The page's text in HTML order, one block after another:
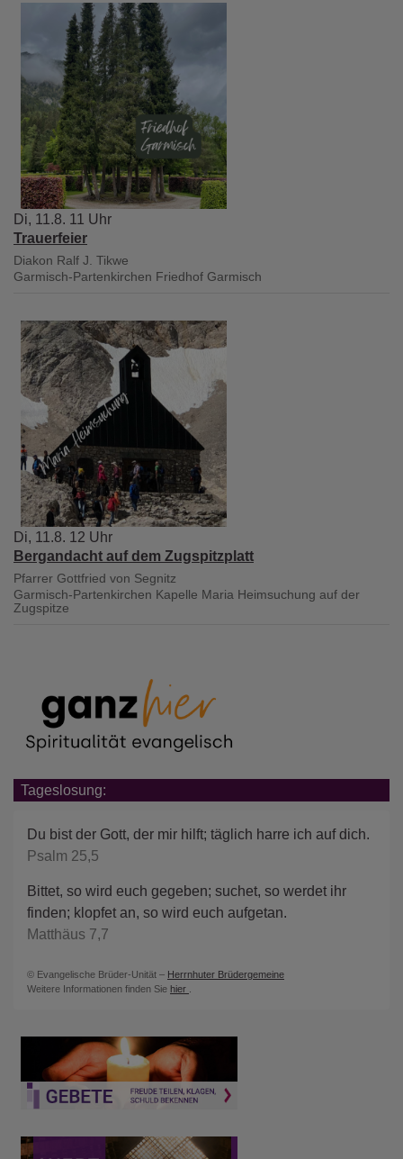
Di, 11.8. 11 Uhr
Trauerfeier
Diakon Ralf J. Tikwe
Garmisch-Partenkirchen Friedhof Garmisch
Di, 11.8. 12 Uhr
Bergandacht auf dem Zugspitzplatt
Pfarrer Gottfried von Segnitz
Garmisch-Partenkirchen Kapelle Maria Heimsuchung auf der
Zugspitze
Tageslosung:
Du bist der Gott, der mir hilft; täglich harre ich auf dich.
Psalm 25,5
Bittet, so wird euch gegeben; suchet, so werdet ihr
finden; klopfet an, so wird euch aufgetan.
Matthäus 7,7
© Evangelische Brüder-Unität – Herrnhuter Brüdergemeine
Weitere Informationen finden Sie hier